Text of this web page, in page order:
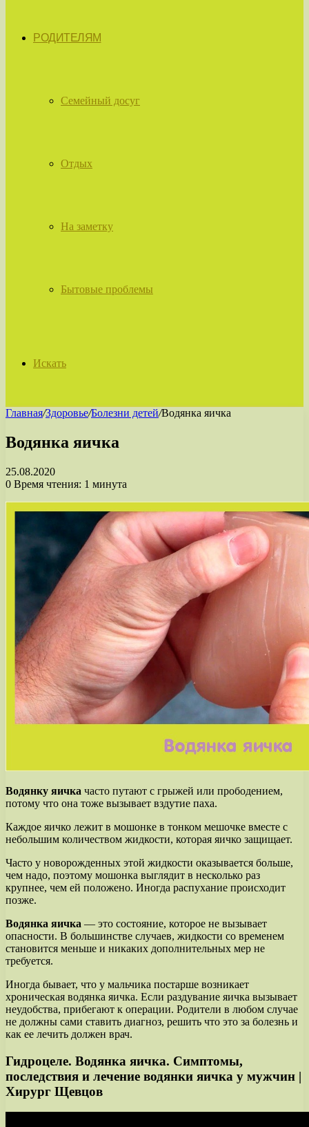
РОДИТЕЛЯМ
Семейный досуг
Отдых
На заметку
Бытовые проблемы
Искать
Главная/Здоровье/Болезни детей/Водянка яичка
Водянка яичка
25.08.2020
0 Время чтения: 1 минута
Водянку яичка часто путают с грыжей или прободением,
потому что она тоже вызывает вздутие паха.
Каждое яичко лежит в мошонке в тонком мешочке вместе с
небольшим количеством жидкости, которая яичко защищает.
Часто у новорожденных этой жидкости оказывается больше,
чем надо, поэтому мошонка выглядит в несколько раз
крупнее, чем ей положено. Иногда распухание происходит
позже.
Водянка яичка — это состояние, которое не вызывает
опасности. В большинстве случаев, жидкости со временем
становится меньше и никаких дополнительных мер не
требуется.
Иногда бывает, что у мальчика постарше возникает
хроническая водянка яичка. Если раздувание яичка вызывает
неудобства, прибегают к операции. Родители в любом случае
не должны сами ставить диагноз, решить что это за болезнь и
как ее лечить должен врач.
Гидроцеле. Водянка яичка. Симптомы,
последствия и лечение водянки яичка у мужчин |
Хирург Щевцов